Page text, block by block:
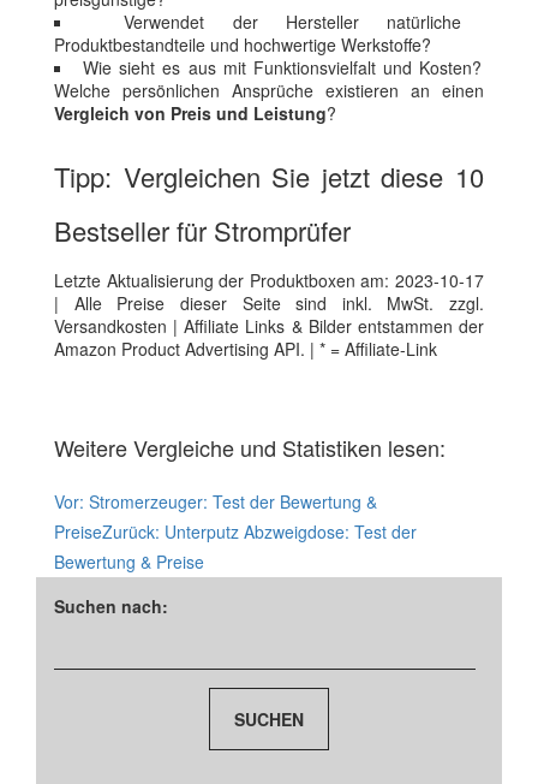
Verwendet der Hersteller natürliche
Produktbestandteile und hochwertige Werkstoffe?
Wie sieht es aus mit Funktionsvielfalt und Kosten?
Welche persönlichen Ansprüche existieren an einen
Vergleich von Preis und Leistung?
Tipp: Vergleichen Sie jetzt diese 10
Bestseller für Stromprüfer
Letzte Aktualisierung der Produktboxen am: 2023-10-17
| Alle Preise dieser Seite sind inkl. MwSt. zzgl.
Versandkosten | Affiliate Links & Bilder entstammen der
Amazon Product Advertising API. | * = Affiliate-Link
Weitere Vergleiche und Statistiken lesen:
Vor: Stromerzeuger: Test der Bewertung &
PreiseZurück: Unterputz Abzweigdose: Test der
Bewertung & Preise
Suchen nach: